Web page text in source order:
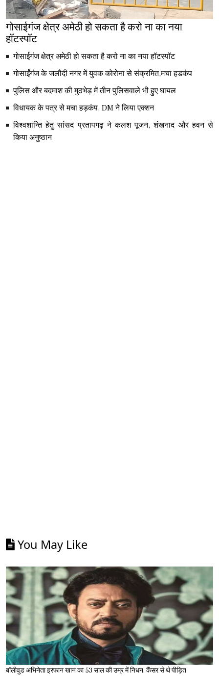
गोसाईगंज क्षेत्र अमेठी हो सकता है करो ना का नया
हॉटस्पॉट
गोसाईगंज क्षेत्र अमेठी हो सकता है करो ना का नया हॉटस्पॉट
गोसाईंगंज के जलौदी नगर में युवक कोरोना से संक्रमित,मचा हडकंप
पुलिस और बदमाश की मुठभेड़ में तीन पुलिसवाले भी हुए घायल
विधायक के पत्र से मचा हड़कंप, DM ने लिया एक्शन
विश्वशान्ति हेतु सांसद प्रतापगढ़ ने कलश पूजन, शंखनाद और हवन से
किया अनुष्ठान
You May Like
बॉलीवुड अभिनेता इरफान खान का 53 साल की उम्र में निधन, कैंसर से थे पीड़ित